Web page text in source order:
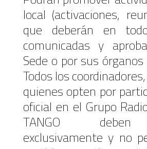
local (activaciones,
que deberán en
comunicadas y
Sede o por sus
Todos los
quienes opten por
oficial en el Grupo
TANGO
exclusivamente y no